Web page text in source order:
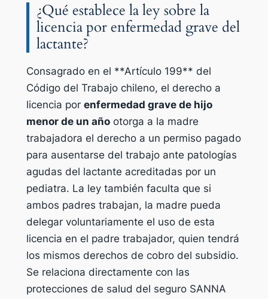
¿Qué establece la ley sobre la
licencia por enfermedad grave del
lactante?
Consagrado en el **Artículo 199** del
Código del Trabajo chileno, el derecho a
licencia por enfermedad grave de hijo
menor de un añootorga a la madre
trabajadora el derecho a un permiso pagado
para ausentarse del trabajo ante patologías
agudas del lactante acreditadas por un
pediatra. La ley también faculta que si
ambos padres trabajan, la madre pueda
delegar voluntariamente el uso de esta
licencia en el padre trabajador, quien tendrá
los mismos derechos de cobro del subsidio.
Se relaciona directamente con las
protecciones de salud del seguro SANNA